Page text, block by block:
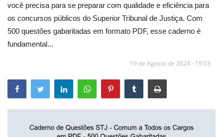
Cursos Online
Combo Apostilas
você precisa para se preparar com qualidade e eficiência para
os concursos públicos do Superior Tribunal de Justiça. Com
500 questões gabaritadas em formato PDF, esse caderno é
fundamental...
19 de Agosto de 2024 - 19:53